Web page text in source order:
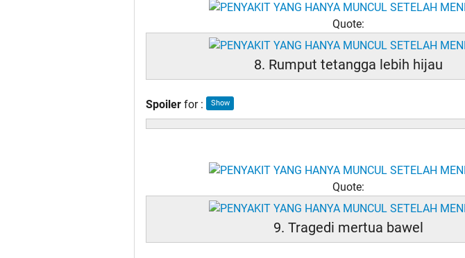
Quote:
8. Rumput tetangga lebih hijau
Spoiler for :
Quote:
9. Tragedi mertua bawel